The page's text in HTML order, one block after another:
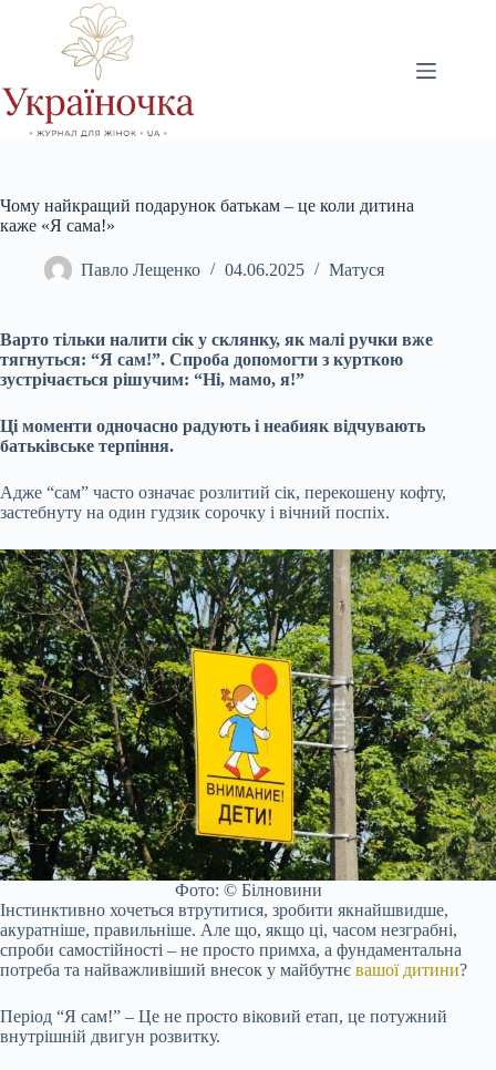
Чому найкращий подарунок батькам – це коли дитина
каже «Я сама!»
Павло Лещенко 04.06.2025 Матуся
Варто тільки налити сік у склянку, як малі ручки вже
тягнуться: “Я сам!”. Спроба допомогти з курткою
зустрічається рішучим: “Ні, мамо, я!”
Ці моменти одночасно радують і неабияк відчувають
батьківське терпіння.
Адже “сам” часто означає розлитий сік, перекошену кофту,
застебнуту на один гудзик сорочку і вічний поспіх.
Фото: © Білновини
Інстинктивно хочеться втрутитися, зробити якнайшвидше,
акуратніше, правильніше. Але що, якщо ці, часом незграбні,
спроби самостійності – не просто примха, а фундаментальна
потреба та найважливіший внесок у майбутнє вашої дитини?
Період “Я сам!” – Це не просто віковий етап, це потужний
внутрішній двигун розвитку.